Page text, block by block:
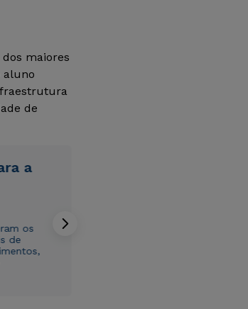
maiores
aluno
de
a
os
de